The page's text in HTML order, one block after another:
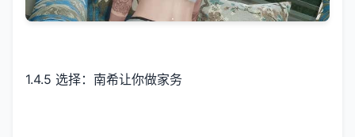
1.4.5 选择：南希让你做家务